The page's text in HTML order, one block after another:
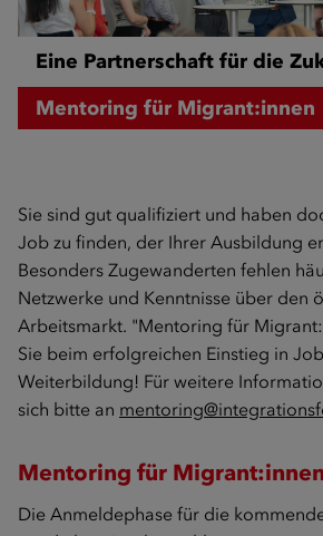
Eine Partnerschaft für die
Mentoring für Migrant:innen
Sie sind gut qualifiziert und haben
Job zu finden, der Ihrer Ausbildung
Besonders Zugewanderten fehlen
Netzwerke und Kenntnisse über den
Arbeitsmarkt. "Mentoring für
Sie beim erfolgreichen Einstieg in
Weiterbildung! Für weitere
sich bitte an
Mentoring für
Die Anmeldephase für die